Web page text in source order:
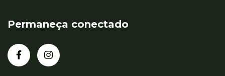
Permaneça conectado